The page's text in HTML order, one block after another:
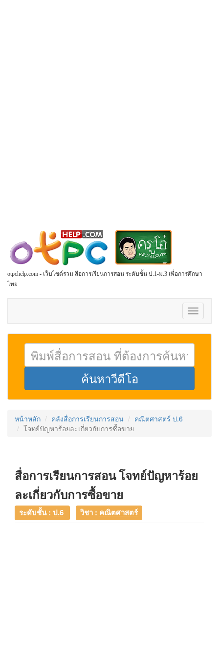
otpchelp.com - เว็บไซต์รวม สื่อการเรียนการสอน ระดับชั้น ป.1-ม.3 เพื่อการศึกษา
ไทย
Toggle
หน้าหลัก คลังสื่อการเรียนการสอน
คณิตศาสตร์ ป.6
โจทย์ปัญหาร้อยละเกี่ยวกับการซื้อขาย
สื่อการเรียนการสอน โจทย์ปัญหาร้อย
ละเกี่ยวกับการซื้อขาย
ระดับชั้น : ป.6 วิชา : คณิตศาสตร์